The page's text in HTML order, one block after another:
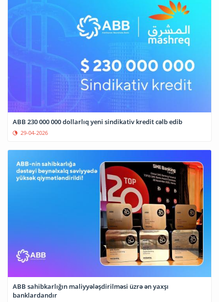
ABB 230 000 000 dollarlıq yeni sindikativ kredit cəlb edib
29-04-2026
ABB sahibkarlığın maliyyələşdirilməsi üzrə ən yaxşı
banklardandır